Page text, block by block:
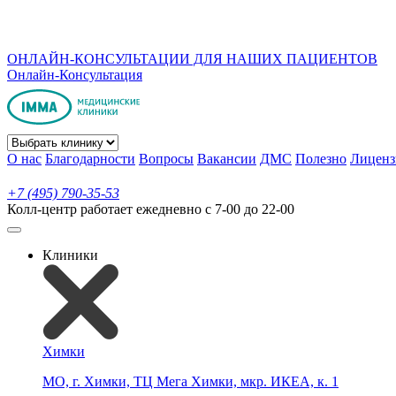
ОНЛАЙН-КОНСУЛЬТАЦИИ ДЛЯ НАШИХ ПАЦИЕНТОВ
Онлайн-Консультация
О нас Благодарности Вопросы Вакансии ДМС Полезно
+7 (495) 790-35-53
Колл-центр работает ежедневно с 7-00 до 22-00
Клиники
Химки
МО, г. Химки, ТЦ Мега Химки, мкр. ИКЕА, к. 1